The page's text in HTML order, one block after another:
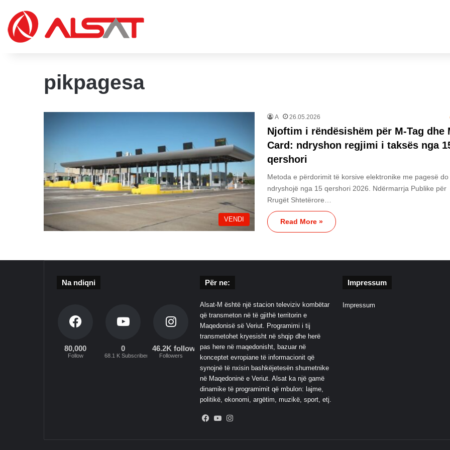
pikpagesa
VENDI
A 26.05.2026
Njoftim i rëndësishëm për M-Tag dhe
Card: ndryshon regjimi i taksës nga
qershori
Metoda e përdorimit të korsive elektronike me pagesë do
ndryshojë nga 15 qershori 2026. Ndërmarrja Publike për
Rrugët Shtetërore…
Read More »
Na ndiqni
80,000
Follow
0
68.1 K Subscribers
46.2K followers
Followers
Për ne:
Alsat-M është një stacion televiziv kombëtar
që transmeton në të gjithë territorin e
Maqedonisë së Veriut. Programimi i tij
transmetohet kryesisht në shqip dhe herë
pas here në maqedonisht, bazuar në
konceptet evropiane të informacionit që
synojnë të nxisin bashkëjetesën shumetnike
në Maqedoninë e Veriut. Alsat ka një gamë
dinamike të programimit që mbulon: lajme,
politikë, ekonomi, argëtim, muzikë, sport, etj.
Facebook
YouTube
Impressum
Impressum